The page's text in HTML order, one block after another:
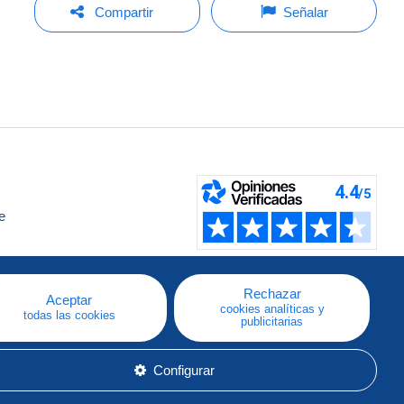
Compartir Señalar
Aceptar
todas las cookies
Rechazar
cookies analíticas y
publicitarias
Configurar